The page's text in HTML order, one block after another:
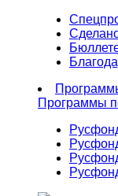
Программы